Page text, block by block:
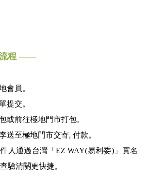
程 ——
會員。
提交。
或前往極地門市打包。
送至極地門市交寄, 付款。
人通過台灣「EZ WAY(易利委)」實名
驗清關更快捷。